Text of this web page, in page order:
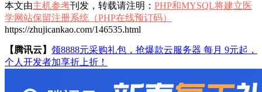
本文由主机参考刊发，转载请注明： PHP和MYSQL将建立医
学网站保留注册系统（PHP在线预订码）
https://zhujicankao.com/146535.html
【腾讯云】 领8888元采购礼包，抢爆款云服务器 每月 9元起，
个人开发者加享折上折！